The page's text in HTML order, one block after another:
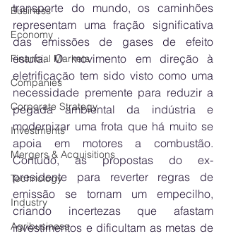
Business
Economy
Financial Markets
Companies
Corporate Strategy
Investments
Mergers & Acquisitions
Technology
Industry
Agribusiness
transporte do mundo, os caminhões
representam uma fração significativa
das emissões de gases de efeito
estufa. O movimento em direção à
eletrificação tem sido visto como uma
necessidade premente para reduzir a
pegada ambiental da indústria e
modernizar uma frota que há muito se
apoia em motores a combustão.
Contudo, as propostas do ex-
presidente para reverter regras de
emissão se tornam um empecilho,
criando incertezas que afastam
investimentos e dificultam as metas de